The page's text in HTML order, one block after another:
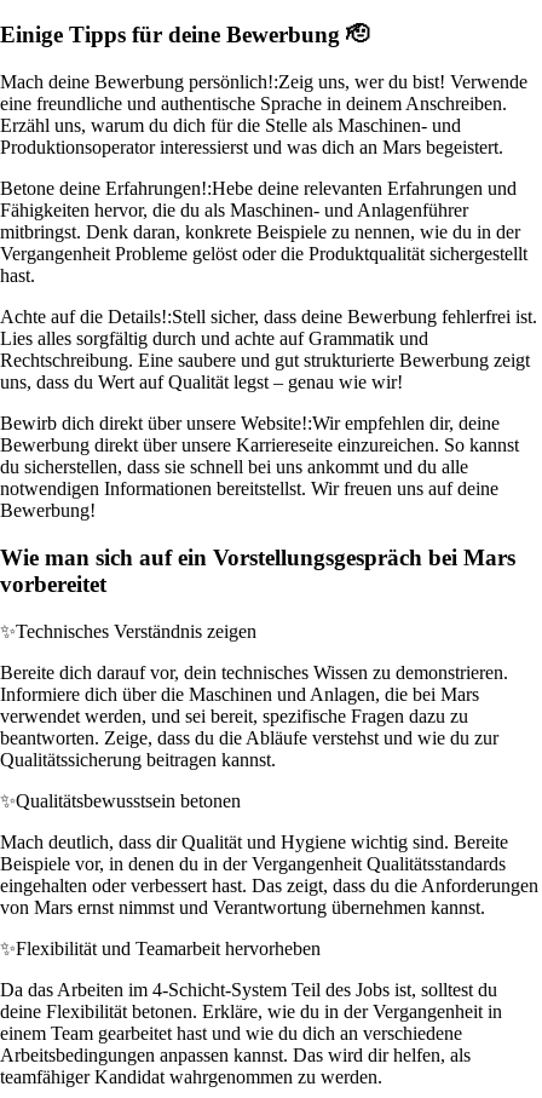
Einige Tipps für deine Bewerbung 🫡
Mach deine Bewerbung persönlich!:Zeig uns, wer du bist! Verwende
eine freundliche und authentische Sprache in deinem Anschreiben.
Erzähl uns, warum du dich für die Stelle als Maschinen- und
Produktionsoperator interessierst und was dich an Mars begeistert.
Betone deine Erfahrungen!:Hebe deine relevanten Erfahrungen und
Fähigkeiten hervor, die du als Maschinen- und Anlagenführer
mitbringst. Denk daran, konkrete Beispiele zu nennen, wie du in der
Vergangenheit Probleme gelöst oder die Produktqualität sichergestellt
hast.
Achte auf die Details!:Stell sicher, dass deine Bewerbung fehlerfrei ist.
Lies alles sorgfältig durch und achte auf Grammatik und
Rechtschreibung. Eine saubere und gut strukturierte Bewerbung zeigt
uns, dass du Wert auf Qualität legst – genau wie wir!
Bewirb dich direkt über unsere Website!:Wir empfehlen dir, deine
Bewerbung direkt über unsere Karriereseite einzureichen. So kannst
du sicherstellen, dass sie schnell bei uns ankommt und du alle
notwendigen Informationen bereitstellst. Wir freuen uns auf deine
Bewerbung!
Wie man sich auf ein Vorstellungsgespräch bei Mars
vorbereitet
✨Technisches Verständnis zeigen
Bereite dich darauf vor, dein technisches Wissen zu demonstrieren.
Informiere dich über die Maschinen und Anlagen, die bei Mars
verwendet werden, und sei bereit, spezifische Fragen dazu zu
beantworten. Zeige, dass du die Abläufe verstehst und wie du zur
Qualitätssicherung beitragen kannst.
✨Qualitätsbewusstsein betonen
Mach deutlich, dass dir Qualität und Hygiene wichtig sind. Bereite
Beispiele vor, in denen du in der Vergangenheit Qualitätsstandards
eingehalten oder verbessert hast. Das zeigt, dass du die Anforderungen
von Mars ernst nimmst und Verantwortung übernehmen kannst.
✨Flexibilität und Teamarbeit hervorheben
Da das Arbeiten im 4-Schicht-System Teil des Jobs ist, solltest du
deine Flexibilität betonen. Erkläre, wie du in der Vergangenheit in
einem Team gearbeitet hast und wie du dich an verschiedene
Arbeitsbedingungen anpassen kannst. Das wird dir helfen, als
teamfähiger Kandidat wahrgenommen zu werden.